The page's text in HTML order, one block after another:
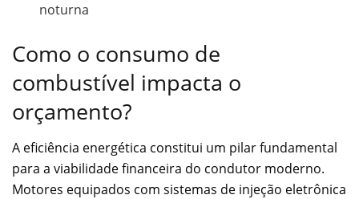
noturna
Como o consumo de
combustível impacta o
orçamento?
A eficiência energética constitui um pilar fundamental
para a viabilidade financeira do condutor moderno.
Motores equipados com sistemas de injeção eletrônica